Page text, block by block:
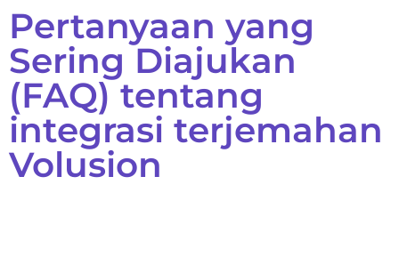
Pertanyaan yang
Sering Diajukan
(FAQ) tentang
integrasi terjemahan
Volusion